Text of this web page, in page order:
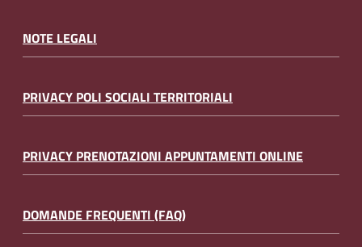
NOTE LEGALI
PRIVACY POLI SOCIALI TERRITORIALI
PRIVACY PRENOTAZIONI APPUNTAMENTI ONLINE
DOMANDE FREQUENTI (FAQ)